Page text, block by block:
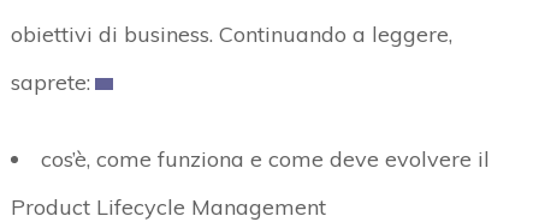
obiettivi di business. Continuando a leggere,
saprete:
cos’è, come funziona e come deve evolvere il
Product Lifecycle Management